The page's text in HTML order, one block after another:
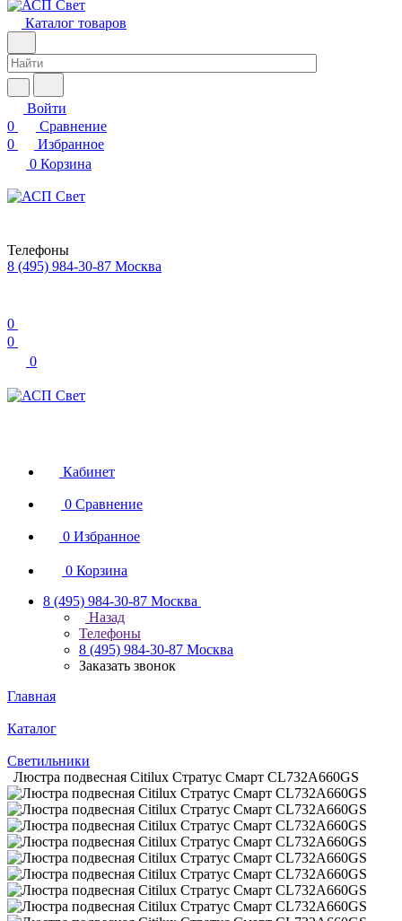
Каталог товаров
Войти
0
Сравнение
0
Избранное
0 Корзина
Телефоны
8 (495) 984-30-87 Москва
0
0
0
Кабинет
0 Сравнение
0 Избранное
0 Корзина
8 (495) 984-30-87 Москва
Назад
Телефоны
8 (495) 984-30-87 Москва
Заказать звонок
Главная
Каталог
Светильники
Люстра подвесная Citilux Стратус Смарт CL732A660GS